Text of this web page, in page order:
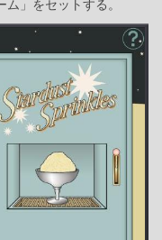
」をセットする。